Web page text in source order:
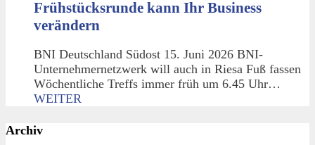
Frühstücksrunde kann Ihr Business
verändern
BNI Deutschland Südost 15. Juni 2026 BNI-
Unternehmernetzwerk will auch in Riesa Fuß fassen
Wöchentliche Treffs immer früh um 6.45 Uhr…
WEITER
Archiv